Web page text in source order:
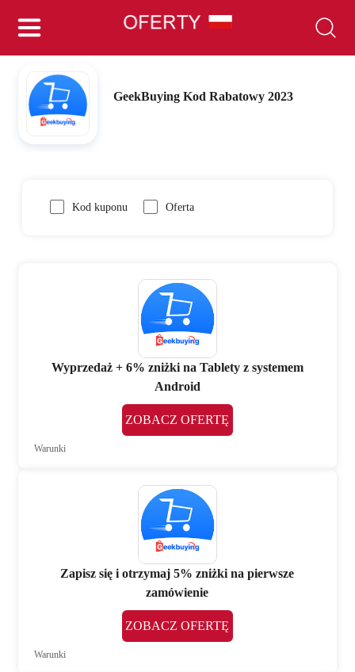
GeekBuying Kod Rabatowy 2023
Kod kuponu Oferta
Wyprzedaż + 6% zniżki na Tablety z systemem
Android
ZOBACZ OFERTĘ
Warunki
Zapisz się i otrzymaj 5% zniżki na pierwsze
zamówienie
ZOBACZ OFERTĘ
Warunki